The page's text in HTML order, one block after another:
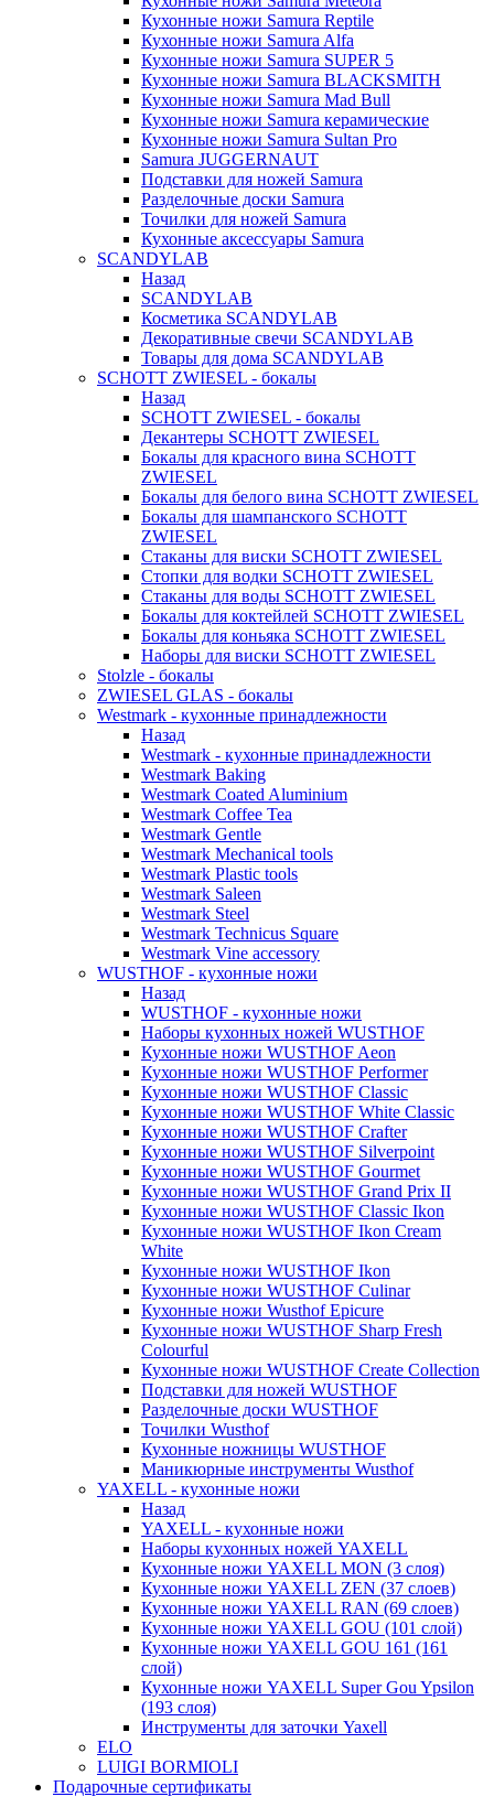
Кухонные ножи Samura Reptile
Кухонные ножи Samura Alfa
Кухонные ножи Samura SUPER 5
Кухонные ножи Samura BLACKSMITH
Кухонные ножи Samura Mad Bull
Кухонные ножи Samura керамические
Кухонные ножи Samura Sultan Pro
Samura JUGGERNAUT
Подставки для ножей Samura
Разделочные доски Samura
Точилки для ножей Samura
Кухонные аксессуары Samura
SCANDYLAB
Назад
SCANDYLAB
Косметика SCANDYLAB
Декоративные свечи SCANDYLAB
Товары для дома SCANDYLAB
SCHOTT ZWIESEL - бокалы
Назад
SCHOTT ZWIESEL - бокалы
Декантеры SCHOTT ZWIESEL
Бокалы для красного вина SCHOTT
ZWIESEL
Бокалы для белого вина SCHOTT ZWIESEL
Бокалы для шампанского SCHOTT
ZWIESEL
Стаканы для виски SCHOTT ZWIESEL
Стопки для водки SCHOTT ZWIESEL
Стаканы для воды SCHOTT ZWIESEL
Бокалы для коктейлей SCHOTT ZWIESEL
Бокалы для коньяка SCHOTT ZWIESEL
Наборы для виски SCHOTT ZWIESEL
Stolzle - бокалы
ZWIESEL GLAS - бокалы
Westmark - кухонные принадлежности
Назад
Westmark - кухонные принадлежности
Westmark Baking
Westmark Coated Aluminium
Westmark Coffee Tea
Westmark Gentle
Westmark Mechanical tools
Westmark Plastic tools
Westmark Saleen
Westmark Steel
Westmark Technicus Square
Westmark Vine accessory
WUSTHOF - кухонные ножи
Назад
WUSTHOF - кухонные ножи
Наборы кухонных ножей WUSTHOF
Кухонные ножи WUSTHOF Aeon
Кухонные ножи WUSTHOF Performer
Кухонные ножи WUSTHOF Classic
Кухонные ножи WUSTHOF White Classic
Кухонные ножи WUSTHOF Crafter
Кухонные ножи WUSTHOF Silverpoint
Кухонные ножи WUSTHOF Gourmet
Кухонные ножи WUSTHOF Grand Prix II
Кухонные ножи WUSTHOF Classic Ikon
Кухонные ножи WUSTHOF Ikon Cream
White
Кухонные ножи WUSTHOF Ikon
Кухонные ножи WUSTHOF Culinar
Кухонные ножи Wusthof Epicure
Кухонные ножи WUSTHOF Sharp Fresh
Colourful
Кухонные ножи WUSTHOF Create Collection
Подставки для ножей WUSTHOF
Разделочные доски WUSTHOF
Точилки Wusthof
Кухонные ножницы WUSTHOF
Маникюрные инструменты Wusthof
YAXELL - кухонные ножи
Назад
YAXELL - кухонные ножи
Наборы кухонных ножей YAXELL
Кухонные ножи YAXELL MON (3 слоя)
Кухонные ножи YAXELL ZEN (37 слоев)
Кухонные ножи YAXELL RAN (69 слоев)
Кухонные ножи YAXELL GOU (101 слой)
Кухонные ножи YAXELL GOU 161 (161
слой)
Кухонные ножи YAXELL Super Gou Ypsilon
(193 слоя)
Инструменты для заточки Yaxell
ELO
LUIGI BORMIOLI
Подарочные сертификаты